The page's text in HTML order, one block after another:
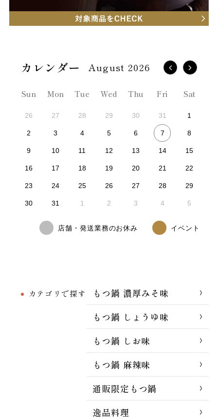
カテゴリで探す
もつ鍋 濃厚みそ味
もつ鍋 しょうゆ味
もつ鍋 しお味
もつ鍋 麻辣味
通販限定もつ鍋
逸品料理
August 2026
Sun Mon Tue Wed Thu Fri Sat
26 27 28 29 30 31 1
2 3 4 5 6 7 8
9 10 11 12 13 14 15
16 17 18 19 20 21 22
23 24 25 26 27 28 29
30 31 1 2 3 4 5
店舗・発送業務のお休み イベント